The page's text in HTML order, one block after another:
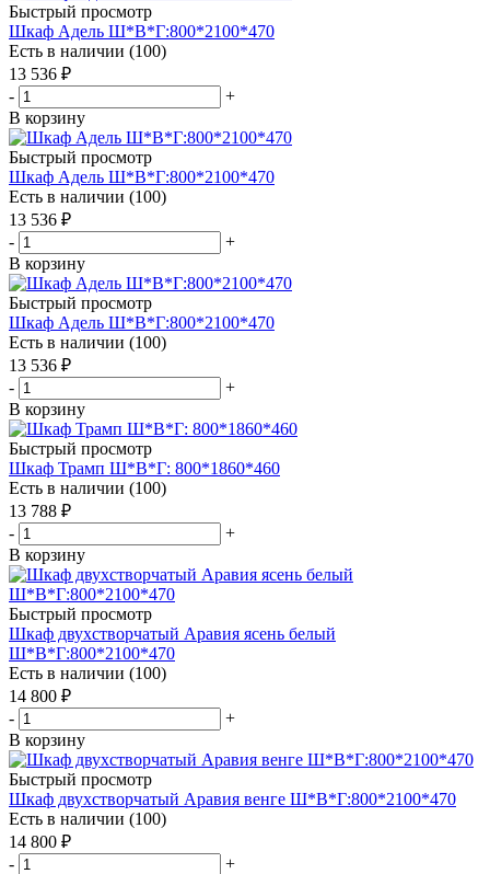
Быстрый просмотр
Шкаф Адель Ш*В*Г:800*2100*470
Есть в наличии (100)
13 536 ₽
-
+
В корзину
Быстрый просмотр
Шкаф Адель Ш*В*Г:800*2100*470
Есть в наличии (100)
13 536 ₽
-
+
В корзину
Быстрый просмотр
Шкаф Адель Ш*В*Г:800*2100*470
Есть в наличии (100)
13 536 ₽
-
+
В корзину
Быстрый просмотр
Шкаф Трамп Ш*В*Г: 800*1860*460
Есть в наличии (100)
13 788 ₽
-
+
В корзину
Быстрый просмотр
Шкаф двухстворчатый Аравия ясень белый
Ш*В*Г:800*2100*470
Есть в наличии (100)
14 800 ₽
-
+
В корзину
Быстрый просмотр
Шкаф двухстворчатый Аравия венге Ш*В*Г:800*2100*470
Есть в наличии (100)
14 800 ₽
-
+